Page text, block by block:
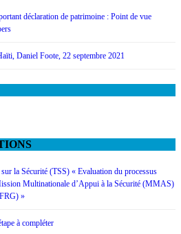
déclaration de patrimoine : Point de vue
Daniel Foote, 22 septembre 2021
la Sécurité (TSS) « Evaluation du processus
Multinationale d’Appui à la Sécurité (MMAS)
»
à compléter